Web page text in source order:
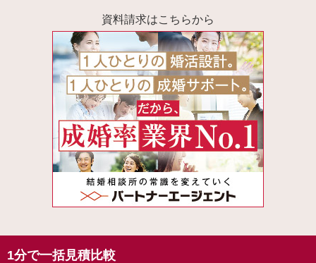
資料請求はこちらから
1分で一括見積比較